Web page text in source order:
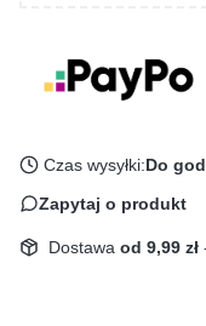
Czas wysyłki:Do
Zapytaj o produkt
Dostawa od 9,99 zł